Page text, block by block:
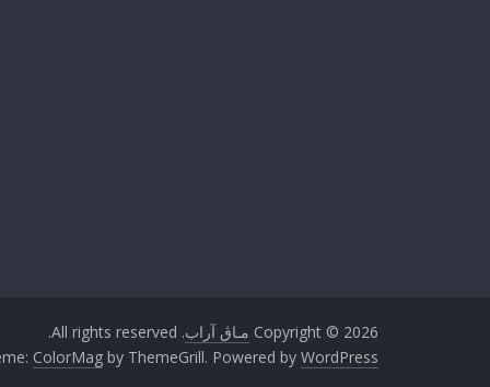
Copyright © 2026 مـاڨ آراب. All rights reserved.
ColorMag by ThemeGrill. Powered by WordPress